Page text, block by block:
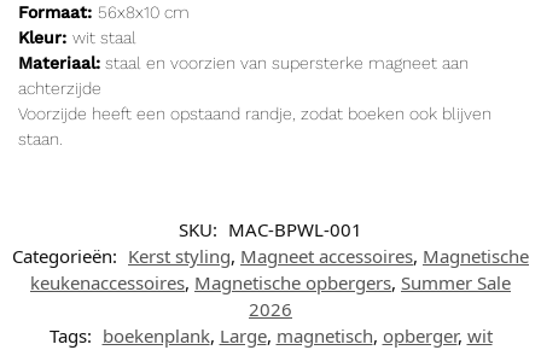
Formaat: 56x8x10 cm
Kleur: wit staal
Materiaal: staal en voorzien van supersterke magneet aan
achterzijde
Voorzijde heeft een opstaand randje, zodat boeken ook blijven
staan.
SKU: MAC-BPWL-001
Categorieën: Kerst styling, Magneet accessoires, Magnetische
keukenaccessoires, Magnetische opbergers, Summer Sale
2026
Tags: boekenplank, Large, magnetisch, opberger, wit